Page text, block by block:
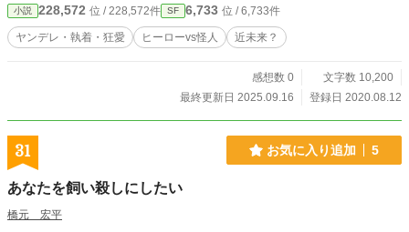
小説 228,572 位 / 228,572件 SF 6,733 位 / 6,733件
ヤンデレ・執着・狂愛 ヒーローvs怪人 近未来？
感想数 0
文字数 10,200
最終更新日 2025.09.16
登録日 2020.08.12
31 お気に入り追加 5
あなたを飼い殺しにしたい
橋元 宏平